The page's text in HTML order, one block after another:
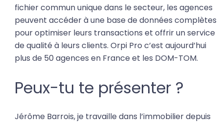
fichier commun unique dans le secteur, les agences
peuvent accéder à une base de données complètes
pour optimiser leurs transactions et offrir un service
de qualité à leurs clients. Orpi Pro c’est aujourd’hui
plus de 50 agences en France et les DOM-TOM.
Peux-tu te présenter ?
Jérôme Barrois, je travaille dans l’immobilier depuis